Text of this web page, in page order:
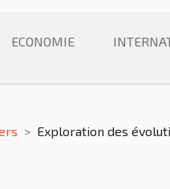
ECONOMIE
Exploration des